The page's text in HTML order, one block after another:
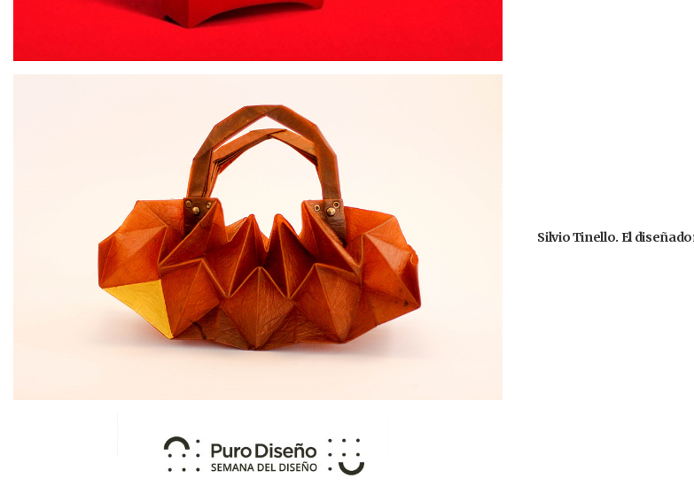
Silvio Tinello. El